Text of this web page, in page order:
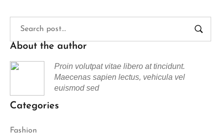
About the author
Proin volutpat vitae libero at tincidunt.
Maecenas sapien lectus, vehicula vel
euismod sed
Categories
Fashion